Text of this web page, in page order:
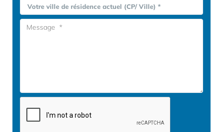
Votre ville de résidence actuel (CP/ Ville) *